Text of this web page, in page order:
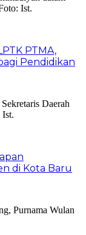
PTMA,
Pendidikan
di Kota Baru